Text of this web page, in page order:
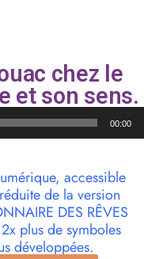
chez le
et son sens.
00:00
accessible
de la version
DES RÊVES
plus de symboles
développées.